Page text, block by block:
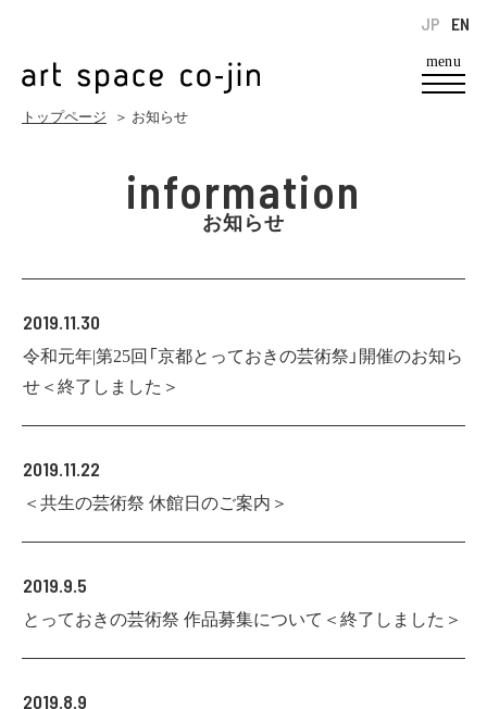
menu
EN
JP
トップページ ＞ お知らせ
information
お知らせ
2019.11.30
令和元年|第25回「京都とっておきの芸術祭」開催のお知ら
せ＜終了しました＞
2019.11.22
＜共生の芸術祭 休館日のご案内＞
2019.9.5
とっておきの芸術祭 作品募集について＜終了しました＞
2019.8.9